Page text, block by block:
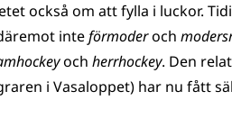
också om att fylla i luckor.
inteförmoderoch
och herrhockey. Den
i Vasaloppet) har nu fått